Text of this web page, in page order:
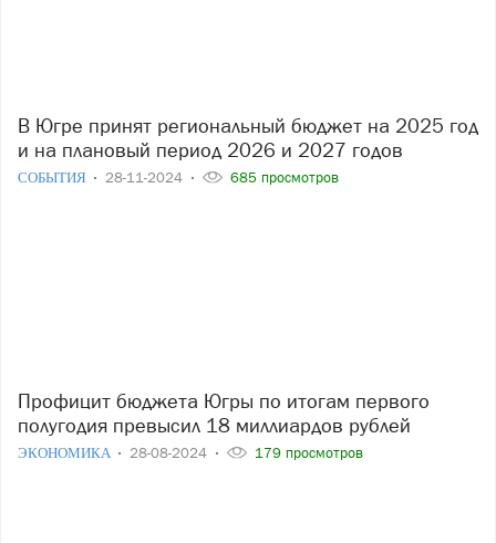
В Югре принят региональный бюджет на 2025 год
и на плановый период 2026 и 2027 годов
СОБЫТИЯ 28-11-2024 685 просмотров
Профицит бюджета Югры по итогам первого
полугодия превысил 18 миллиардов рублей
ЭКОНОМИКА 28-08-2024 179 просмотров